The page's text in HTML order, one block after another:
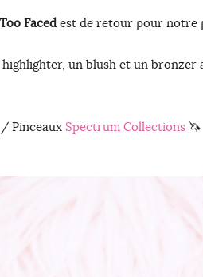
Facedest de retour pour notre
un blush et un bronzer
/ Pinceaux Spectrum Collections 🦄